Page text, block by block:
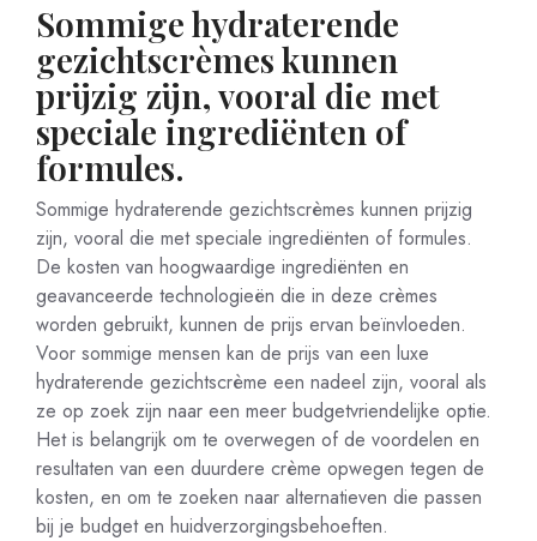
Sommige hydraterende
gezichtscrèmes kunnen
prijzig zijn, vooral die met
speciale ingrediënten of
formules.
Sommige hydraterende gezichtscrèmes kunnen prijzig
zijn, vooral die met speciale ingrediënten of formules.
De kosten van hoogwaardige ingrediënten en
geavanceerde technologieën die in deze crèmes
worden gebruikt, kunnen de prijs ervan beïnvloeden.
Voor sommige mensen kan de prijs van een luxe
hydraterende gezichtscrème een nadeel zijn, vooral als
ze op zoek zijn naar een meer budgetvriendelijke optie.
Het is belangrijk om te overwegen of de voordelen en
resultaten van een duurdere crème opwegen tegen de
kosten, en om te zoeken naar alternatieven die passen
bij je budget en huidverzorgingsbehoeften.